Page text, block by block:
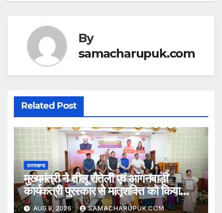
By
samacharupuk.com
Related Post
उत्तराखण्ड
मुख्यमंत्री ने तीलू रौतेली एवं आंगनबाड़ी
कार्यकत्री पुरस्कार से मातृशक्ति को किया
सम्मानित
AUG 8, 2026 SAMACHARUPUK.COM